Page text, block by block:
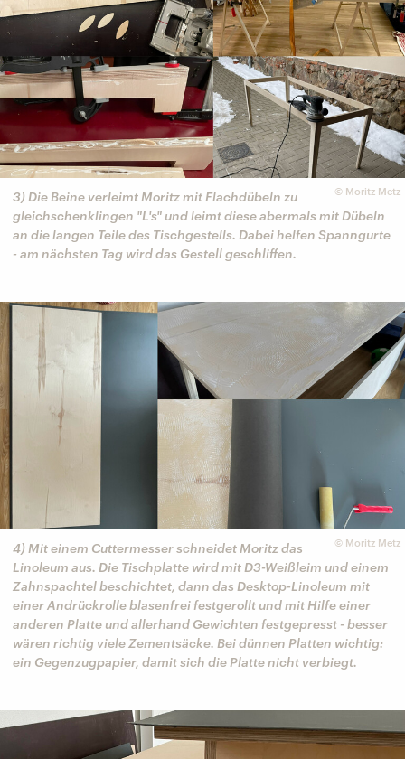
© Moritz Metz
3) Die Beine verleimt Moritz mit Flachdübeln zu
gleichschenklingen "L's" und leimt diese abermals mit Dübeln
an die langen Teile des Tischgestells. Dabei helfen Spanngurte
- am nächsten Tag wird das Gestell geschliffen.
© Moritz Metz
4) Mit einem Cuttermesser schneidet Moritz das
Linoleum aus. Die Tischplatte wird mit D3-Weißleim und einem
Zahnspachtel beschichtet, dann das Desktop-Linoleum mit
einer Andrückrolle blasenfrei festgerollt und mit Hilfe einer
anderen Platte und allerhand Gewichten festgepresst - besser
wären richtig viele Zementsäcke. Bei dünnen Platten wichtig:
ein Gegenzugpapier, damit sich die Platte nicht verbiegt.